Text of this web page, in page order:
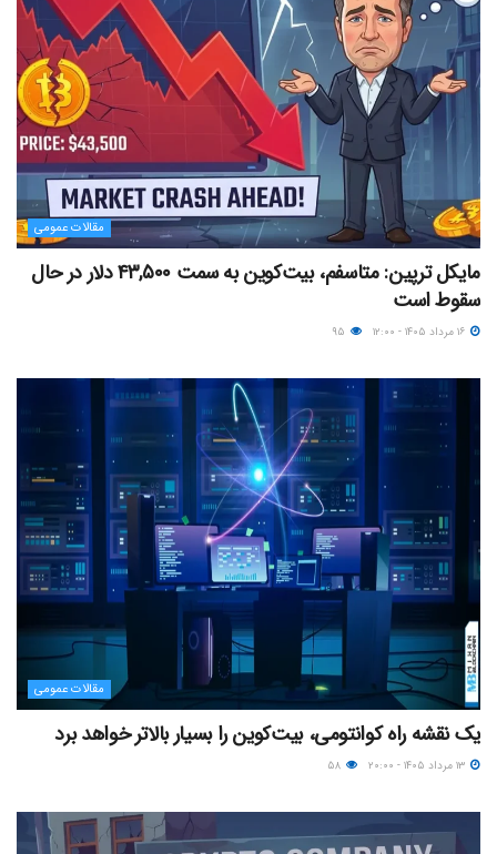
مقالات عمومی
مایکل ترپین: متاسفم، بیت‌کوین به سمت ۴۳,۵۰۰ دلار در حال
سقوط است
مقالات عمومی
یک نقشه راه کوانتومی، بیت‌کوین را بسیار بالاتر خواهد برد